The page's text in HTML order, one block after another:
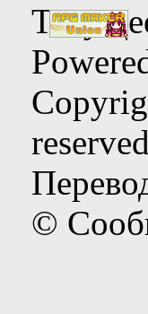
©